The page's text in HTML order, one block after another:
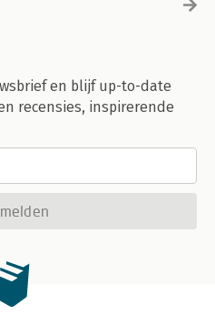
en blijf up-to-date
recensies, inspirerende